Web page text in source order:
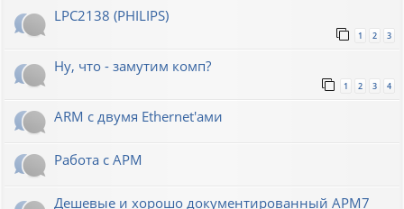
LPC2138 (PHILIPS)
1 2 3
Ну, что - замутим комп?
1 2 3 4
ARM с двумя Ethernet'ами
Работа с АРМ
Дешевые и хорошо документированный АРМ7